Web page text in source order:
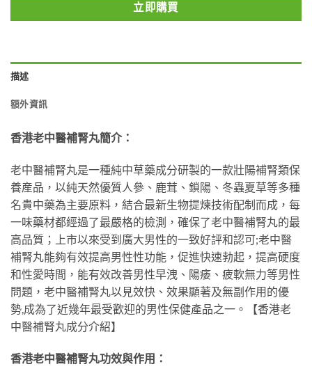
立即購買
描述
額外資訊
香港老中醫補腎丸簡介：
老中醫補腎丸是一種純中草藥成分研製的一款壯陽補腎類保
養産品，以純天然優質人參、鹿茸、鎖陽、冬蟲夏草等多種
名貴中藥為主要原料，結合最新生物提煉技術配制而成，每
一味藥材都經過了最嚴格的檢測，確保了老中醫補腎丸的最
高品質；上市以來受到廣大男性的一致好評和認可;老中醫
補腎丸能夠有效提高男性性功能，促進快速勃起，提高硬度
和性愛時間，能有效改善男性早洩、陽痿、疲軟無力等男性
問題，老中醫補腎丸以見效快、效果顯著及無副作用的優
勢,成為了近幾年最受歡迎的男性保健產品之一。【香港老
中醫補腎丸成分介紹】
香港老中醫補腎丸功效與作用：